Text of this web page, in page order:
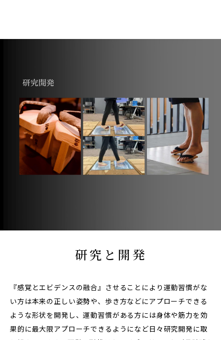
研究と開発
『感覚とエビデンスの融合』させることにより運動習慣がな
い方は本来の正しい姿勢や、歩き方などにアプローチできる
ような形状を開発し、運動習慣がある方には身体や筋力を効
果的に最大限アプローチできるようになど日々研究開発に取